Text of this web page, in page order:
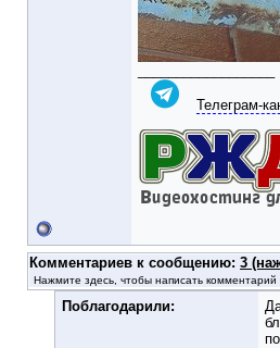
Телеграм-
Комментариев к сообщению: 3
Нажмите здесь, чтобы написать
Поблагодарили: